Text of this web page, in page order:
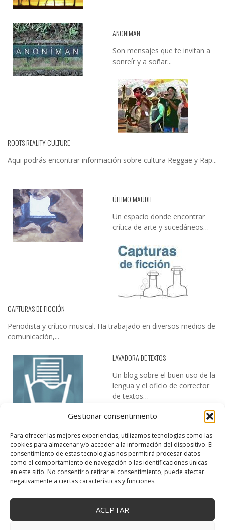
Gestionar consentimiento
Para ofrecer las mejores experiencias, utilizamos tecnologías como las
cookies para almacenar y/o acceder a la información del dispositivo. El
consentimiento de estas tecnologías nos permitirá procesar datos
como el comportamiento de navegación o las identificaciones únicas
en este sitio. No consentir o retirar el consentimiento, puede afectar
negativamente a ciertas características y funciones.
ACEPTAR
ANONIMAN
Son mensajes que te invitan a
sonreír y a soñar...
ROOTS REALITY CULTURE
Aqui podrás encontrar información sobre cultura Reggae y Rap...
ÚLTIMO MAUDIT
Un espacio donde encontrar
crítica de arte y sucedáneos…
CAPTURAS DE FICCIÓN
Periodista y crítico musical. Ha trabajado en diversos medios de
comunicación,...
LAVADORA DE TEXTOS
Un blog sobre el buen uso de la
lengua y el oficio de corrector
de textos…
DESIREE MARTÍN